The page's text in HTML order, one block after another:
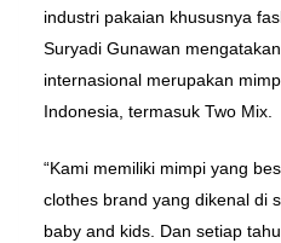
industri pakaian khususnya
Suryadi Gunawan
internasional merupakan
Indonesia, termasuk Two Mix.
“Kami memiliki mimpi yang
clothes brand yang dikenal di
baby and kids. Dan setiap